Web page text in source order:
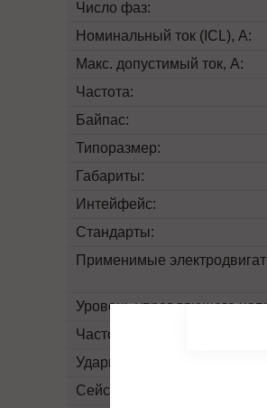
Число фаз:
Номинальный ток (ICL), А:
Макс. допустимый ток, А:
Частота:
Байпас:
Типоразмер:
Габариты:
Интейфейс:
Стандарты:
Применимые
Уровень управляющего
Частота пусков:
Ударная прочность:
Сейсмостойкость: